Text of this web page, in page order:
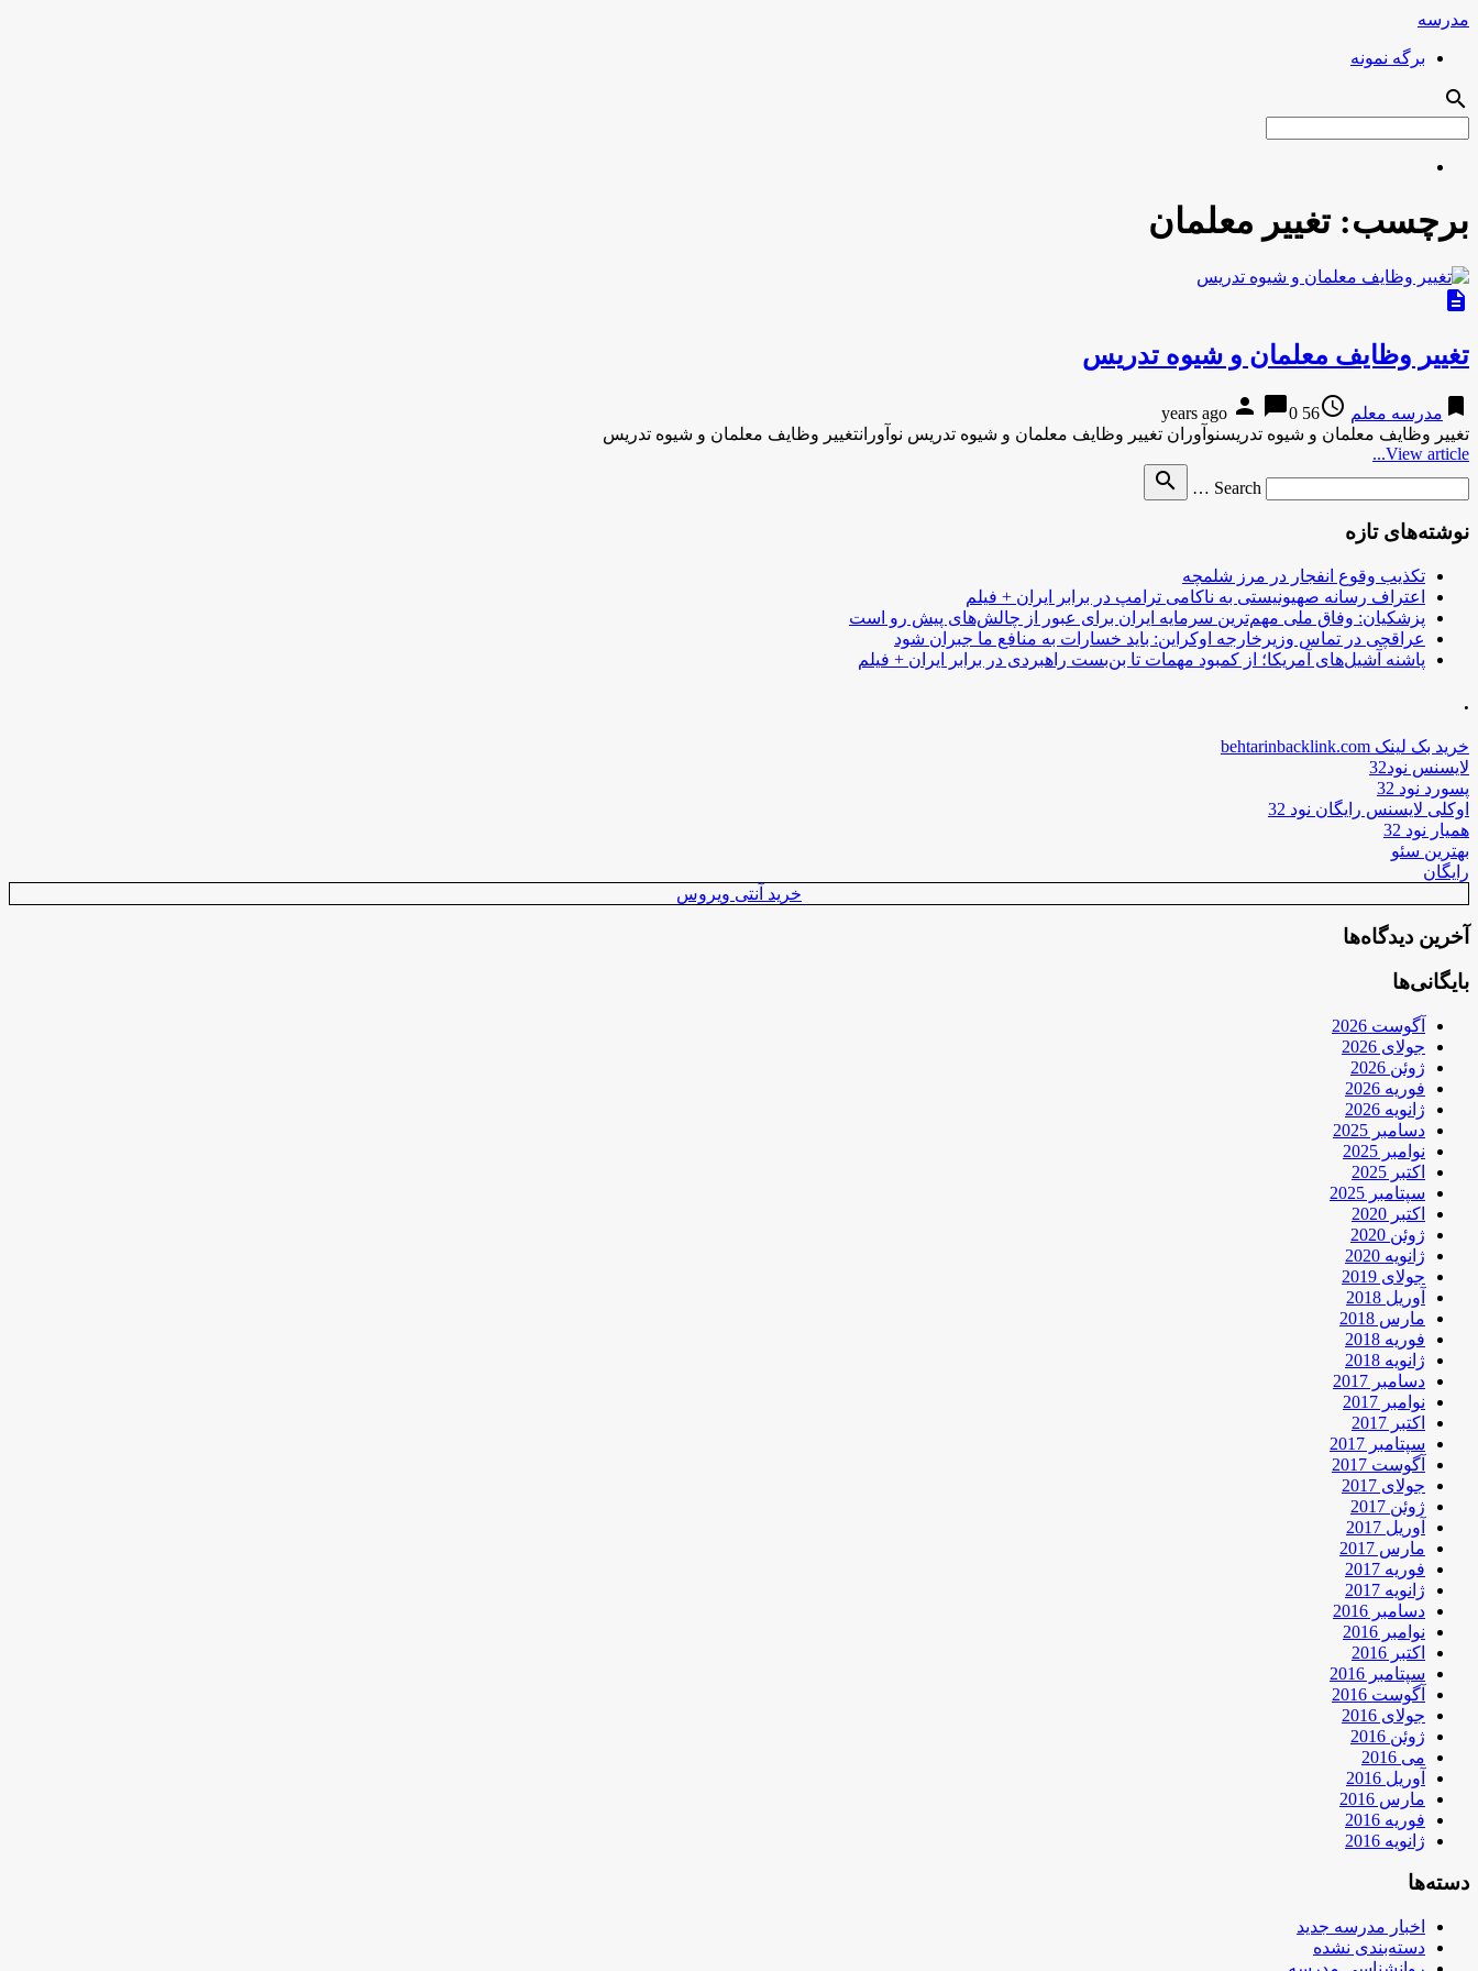
مدرسه
برگه نمونه
search
برچسب:تغییر معلمان
description
تغییر وظایف معلمان و شیوه تدریس
bookmark مدرسه معلم access_time
56 years ago
person chat_bubble0
تغییر وظایف معلمان و شیوه تدریسنوآوران تغییر وظایف معلمان و شیوه تدریس نوآورانتغییر وظایف معلمان و شیوه تدریس
View article...
Search …
search
نوشته‌های تازه
تکذیب وقوع انفجار در مرز شلمچه
اعتراف رسانه صهیونیستی به ناکامی ترامپ در برابر ایران + فیلم
پزشکیان: وفاق ملی مهم‌ترین سرمایه ایران برای عبور از چالش‌های پیش رو است
عراقچی در تماس وزیرخارجه اوکراین: باید خسارات به منافع ما جبران شود
پاشنه آشیل‌های آمریکا؛ از کمبود مهمات تا بن‌بست راهبردی در برابر ایران + فیلم
.
خرید بک لینک behtarinbacklink.com
لایسنس نود32
پسورد نود 32
اوکلی لایسنس رایگان نود 32
همیار نود 32
بهترین سئو
رایگان
خرید آنتی ویروس
آخرین دیدگاه‌ها
بایگانی‌ها
آگوست 2026
جولای 2026
ژوئن 2026
فوریه 2026
ژانویه 2026
دسامبر 2025
نوامبر 2025
اکتبر 2025
سپتامبر 2025
اکتبر 2020
ژوئن 2020
ژانویه 2020
جولای 2019
آوریل 2018
مارس 2018
فوریه 2018
ژانویه 2018
دسامبر 2017
نوامبر 2017
اکتبر 2017
سپتامبر 2017
آگوست 2017
جولای 2017
ژوئن 2017
آوریل 2017
مارس 2017
فوریه 2017
ژانویه 2017
دسامبر 2016
نوامبر 2016
اکتبر 2016
سپتامبر 2016
آگوست 2016
جولای 2016
ژوئن 2016
می 2016
آوریل 2016
مارس 2016
فوریه 2016
ژانویه 2016
دسته‌ها
اخبار مدرسه جدید
دسته‌بندی نشده